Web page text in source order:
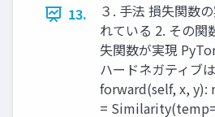
13.
３. 手法 損失関数
れている 2. その関
失関数が実現
ハードネガティブ
forward(self, x, y):
=